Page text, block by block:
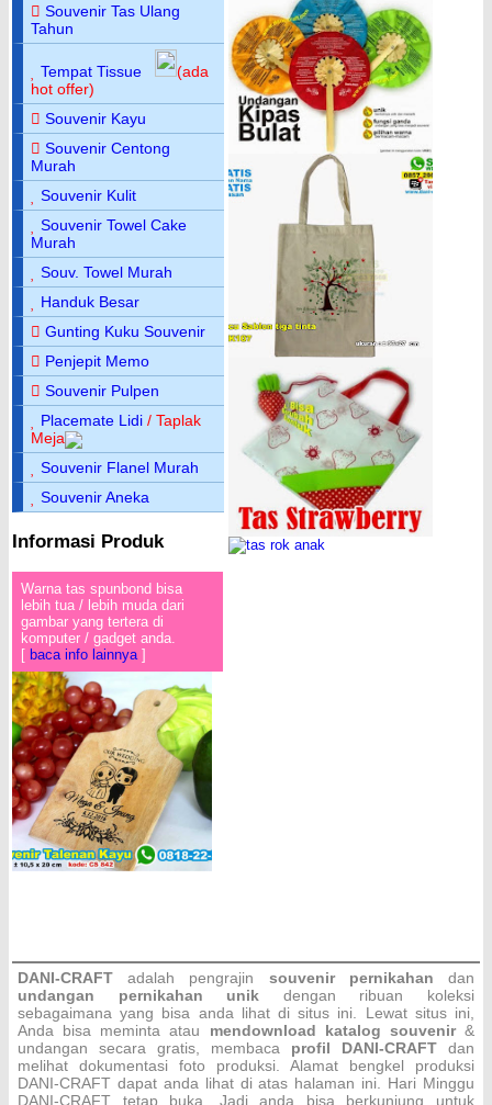
Souvenir Tas Ulang
Tahun
Tempat Tissue
(ada
hot offer)
Souvenir Kayu
Souvenir Centong
Murah
Souvenir Kulit
Souvenir Towel Cake
Murah
Souv. Towel Murah
Handuk Besar
Gunting Kuku Souvenir
Penjepit Memo
Souvenir Pulpen
Placemate Lidi / Taplak
Meja
Souvenir Flanel Murah
Souvenir Aneka
Informasi Produk
Warna tas spunbond bisa
lebih tua / lebih muda dari
gambar yang tertera di
komputer / gadget anda.
[ baca info lainnya ]
DANI-CRAFTadalah pengrajin souvenir pernikahandan
undangan pernikahan unik dengan ribuan koleksi
sebagaimana yang bisa anda lihat di situs ini. Lewat situs ini,
Anda bisa meminta atau mendownload katalog souvenir&
undangan secara gratis, membaca profil DANI-CRAFT dan
melihat dokumentasi foto produksi. Alamat bengkel produksi
DANI-CRAFT dapat anda lihat di atas halaman ini. Hari Minggu
DANI-CRAFT tetap buka. Jadi anda bisa berkunjung untuk